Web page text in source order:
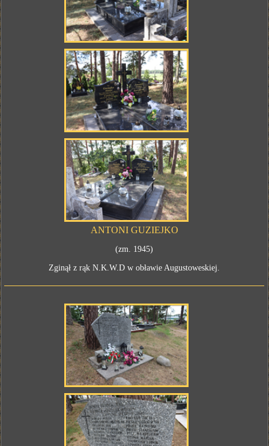
ANTONI GUZIEJKO
(zm. 1945)
Zginął z rąk N.K.W.D w obławie Augustoweskiej.